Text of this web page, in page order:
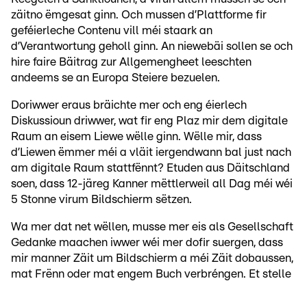
zäitno ëmgesat ginn. Och mussen d’Plattforme fir
geféierleche Contenu vill méi staark an
d’Verantwortung geholl ginn. An niewebäi sollen se och
hire faire Bäitrag zur Allgemengheet leeschten
andeems se an Europa Steiere bezuelen.
Doriwwer eraus bräichte mer och eng éierlech
Diskussioun driwwer, wat fir eng Plaz mir dem digitale
Raum an eisem Liewe wëlle ginn. Wëlle mir, dass
d’Liewen ëmmer méi a vläit iergendwann bal just nach
am digitale Raum stattfënnt? Etuden aus Däitschland
soen, dass 12-järeg Kanner mëttlerweil all Dag méi wéi
5 Stonne virum Bildschierm sëtzen.
Wa mer dat net wëllen, musse mer eis als Gesellschaft
Gedanke maachen iwwer wéi mer dofir suergen, dass
mir manner Zäit um Bildschierm a méi Zäit dobaussen,
mat Frënn oder mat engem Buch verbréngen. Et stelle